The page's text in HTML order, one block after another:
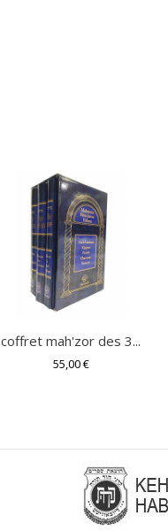
coffret mah'zor des 3...
55,00 €